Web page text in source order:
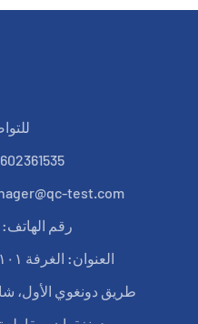
test.com
رقم الهاتف: +86-
طريق دونغوي الأول،